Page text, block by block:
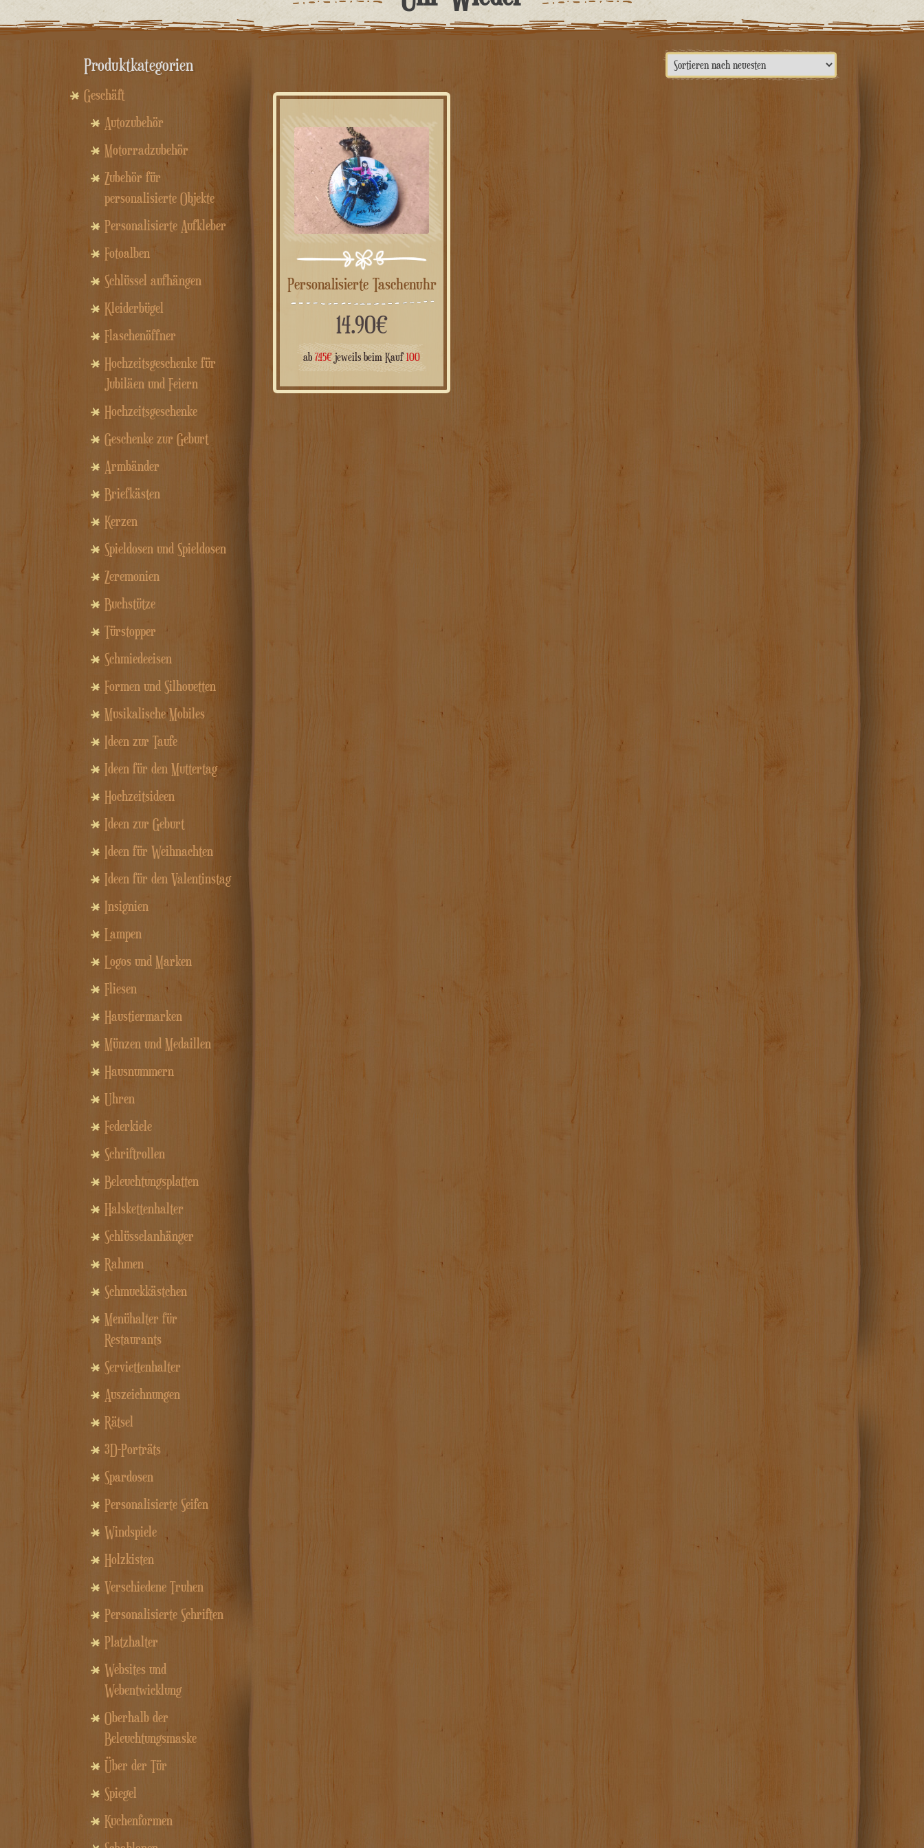
Personalisierte Taschenuhr
14.90€
ab7.45€ jeweils beim Kauf100
Produktkategorien
Geschäft
Autozubehör
Motorradzubehör
Zubehör für
personalisierte Objekte
Personalisierte Aufkleber
Fotoalben
Schlüssel aufhängen
Kleiderbügel
Flaschenöffner
Hochzeitsgeschenke für
Jubiläen und Feiern
Hochzeitsgeschenke
Geschenke zur Geburt
Armbänder
Briefkästen
Kerzen
Spieldosen und Spieldosen
Zeremonien
Buchstütze
Türstopper
Schmiedeeisen
Formen und Silhouetten
Musikalische Mobiles
Ideen zur Taufe
Ideen für den Muttertag
Hochzeitsideen
Ideen zur Geburt
Ideen für Weihnachten
Ideen für den Valentinstag
Insignien
Lampen
Logos und Marken
Fliesen
Haustiermarken
Münzen und Medaillen
Hausnummern
Uhren
Federkiele
Schriftrollen
Beleuchtungsplatten
Halskettenhalter
Schlüsselanhänger
Rahmen
Schmuckkästchen
Menühalter für
Restaurants
Serviettenhalter
Auszeichnungen
Rätsel
3D-Porträts
Spardosen
Personalisierte Seifen
Windspiele
Holzkisten
Verschiedene Truhen
Personalisierte Schriften
Platzhalter
Websites und
Webentwicklung
Oberhalb der
Beleuchtungsmaske
Über der Tür
Spiegel
Kuchenformen